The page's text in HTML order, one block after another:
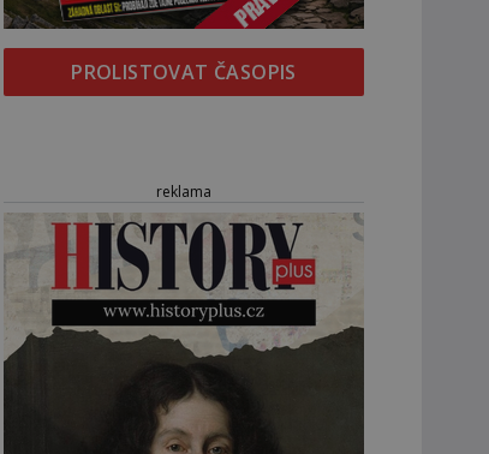
PROLISTOVAT ČASOPIS
reklama